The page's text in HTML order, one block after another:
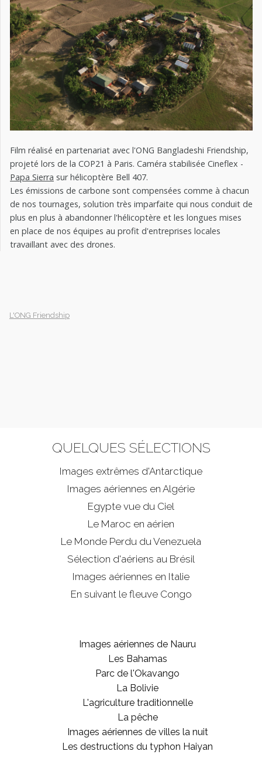
Film réalisé en partenariat avec l'ONG Bangladeshi Friendship,
projeté lors de la COP21 à Paris. Caméra stabilisée Cineflex -
Papa Sierra sur hélicoptère Bell 407.
Les émissions de carbone sont compensées comme à chacun
de nos tournages, solution très imparfaite qui nous conduit de
plus en plus à abandonner l'hélicoptère et les longues mises
en place de nos équipes au profit d'entreprises locales
travaillant avec des drones.
L'ONG Friendship
QUELQUES SÉLECTIONS
Images extrêmes d'Antarctique
Images aériennes en Algérie
Egypte vue du Ciel
Le Maroc en aérien
Le Monde Perdu du Venezuela
Sélection d'aériens au Brésil
Images aériennes en Italie
En suivant le fleuve Congo
Images aériennes de Nauru
Les Bahamas
Parc de l'Okavango
La Bolivie
L'agriculture traditionnelle
La pêche
Images aériennes de villes la nuit
Les destructions du typhon Haiyan